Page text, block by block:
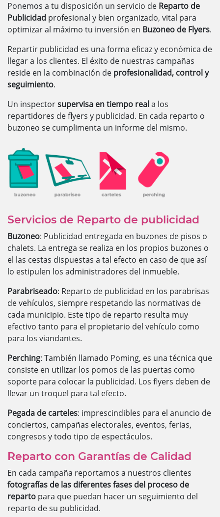
Ponemos a tu disposición un servicio de Reparto de
Publicidad profesional y bien organizado, vital para
optimizar al máximo tu inversión en Buzoneo de Flyers.
Repartir publicidad es una forma eficaz y económica de
llegar a los clientes. El éxito de nuestras campañas
reside en la combinación de profesionalidad, control y
seguimiento.
Un inspectorsupervisa en tiempo reala los
repartidores de flyers y publicidad. En cada reparto o
buzoneo se cumplimenta un informe del mismo.
Servicios de Reparto de publicidad
Buzoneo: Publicidad entregada en buzones de pisos o
chalets. La entrega se realiza en los propios buzones o
el las cestas dispuestas a tal efecto en caso de que así
lo estipulen los administradores del inmueble.
Parabriseado: Reparto de publicidad en los parabrisas
de vehículos, siempre respetando las normativas de
cada municipio. Este tipo de reparto resulta muy
efectivo tanto para el propietario del vehículo como
para los viandantes.
Perching: También llamado Poming, es una técnica que
consiste en utilizar los pomos de las puertas como
soporte para colocar la publicidad. Los flyers deben de
llevar un troquel para tal efecto.
Pegada de carteles: imprescindibles para el anuncio de
conciertos, campañas electorales, eventos, ferias,
congresos y todo tipo de espectáculos.
Reparto con Garantías de Calidad
En cada campaña reportamos a nuestros clientes
fotografías de las diferentes fases del proceso de
reparto para que puedan hacer un seguimiento del
reparto de su publicidad.